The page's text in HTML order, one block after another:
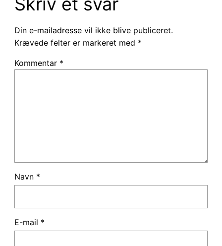
Din e-mailadresse vil ikke blive publiceret.
Krævede felter er markeret med *
Kommentar *
Navn *
E-mail *